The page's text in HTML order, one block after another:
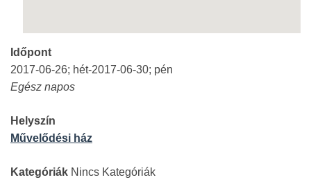
Időpont
2017-06-26; hét-2017-06-30; pén
Egész napos
Helyszín
Művelődési ház
Kategóriák Nincs Kategóriák